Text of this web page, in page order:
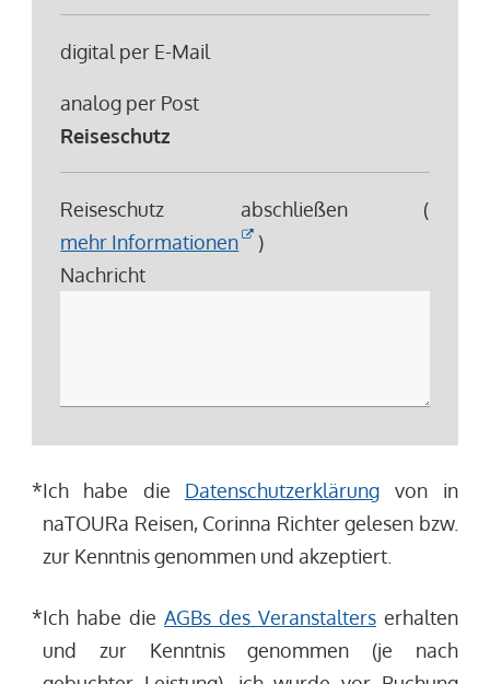
digital per E-Mail
analog per Post
Reiseschutz
Reiseschutz abschließen (
mehr Informationen
)
Nachricht
*Ich habe die Datenschutzerklärungvon in
naTOURa Reisen, Corinna Richter gelesen bzw.
zur Kenntnis genommen und akzeptiert.
*Ich habe die AGBs des Veranstalterserhalten
und zur Kenntnis genommen (je nach